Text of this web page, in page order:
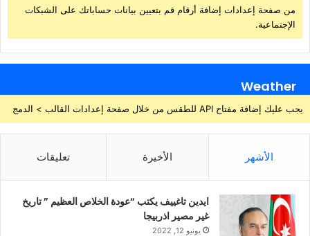
من صفحة إعدادات إضافة أرقام قم بتعيين بيانات حساباتك على الشبكات
الإجتماعية.
Weather
يجب عليك إضافة مفتاح API للطقس من خلال صفحة إعدادات القالب > الدمج
الأشهر الأخيرة تعليقات
ايدين تاغييف يكتب “عودة الخلاص العظيم ” تاريخ
غير مصير اذربيجا
يونيو 12, 2022